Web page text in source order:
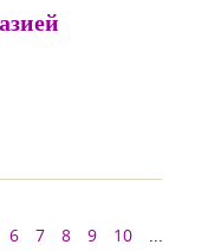
6 7 8 9 10
...